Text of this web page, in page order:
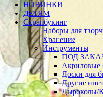
НОВИНКИ
ДЕТЯМ
Скрапбукинг
Наборы для
Хранение
Инструменты
ПОД
Акриловые
Доски для
Другие
Дыроколы/